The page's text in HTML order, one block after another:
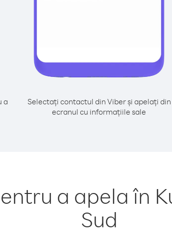
a
Selectați contactul din Viber și apelați din
ecranul cu informațiile sale
a apela în
Sud